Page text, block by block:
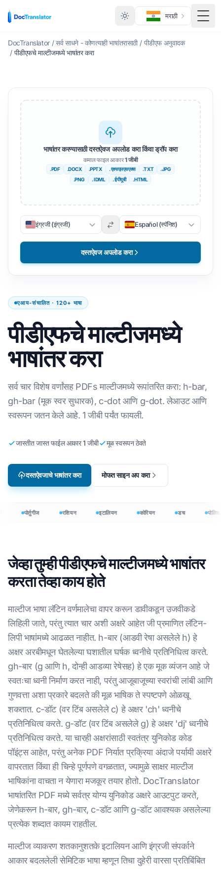
मराठी
मेनू
DocTranslator / सर्व साधने - कोणत्याही भाषांतरासाठी / पीडीएफ अनुवादक
/ पीडीएफचे माल्टीजमध्ये भाषांतर करा
एआय-संचालित · 120+ भाषा
पीडीएफचे माल्टीजमध्ये
भाषांतर करा
सर्व चार विशेष वर्णांसह PDFs माल्टीजमध्ये रूपांतरित करा: h-bar,
gh-bar (मूक स्वर सुधारक), c-dot आणि g-dot. लेआउट आणि
स्वरूपन जतन केले आहे. 1 जीबी पर्यंत फायली.
जास्तीत जास्त फाईल आकार 1 जीबी मूळ स्वरूपन ठेवते
दस्तऐवजाचे भाषांतर करा मोफत साइन अप करा
भाषांतर करण्यासाठी दस्तऐवज अपलोड करा किंवा ड्रॉप करा
कमाल फाइल आकार1 जीबी
.PDF .DOCX .PPTX . एक्सएलएसएक्स .TXT
.JPG
.PNG
. IDML . ईपीयूबी .HTML
इंग्रजी (इंग्रजी) Español (स्पॅनिश)
दस्तऐवज अपलोड करा
पोर्तुगीज रशियन इटालियन कोरियन डच पोलिश
जेव्हा तुम्ही पीडीएफचे माल्टीजमध्ये भाषांतर
करता तेव्हा काय होते
माल्टीज भाषा लॅटिन वर्णमालेचा वापर करून डावीकडून उजवीकडे
लिहिली जाते, परंतु त्यात चार अशी अक्षरे आहेत जी प्रमाणित लॅटिन-
लिपी भाषांमध्ये आढळत नाहीत. h-बार (आडवी रेषा असलेले h) हे
अक्षर अरबीमधून घेतलेल्या घशातील घर्षक ध्वनीचे प्रतिनिधित्व करते.
gh-बार (g आणि h, दोन्ही आडव्या रेषेसह) हे एक मूक व्यंजन आहे जे
स्वतःचा ध्वनी निर्माण करत नाही, परंतु आजूबाजूच्या स्वरांची लांबी आणि
गुणवत्ता अशा प्रकारे बदलते की मूळ भाषिक ते स्पष्टपणे ओळखू
शकतात. c-डॉट (वर टिंब असलेले c) हे अक्षर 'ch' ध्वनीचे
प्रतिनिधित्व करते. g-डॉट (वर टिंब असलेले g) हे अक्षर 'dj' ध्वनीचे
प्रतिनिधित्व करते. या चारही अक्षरांसाठी स्वतंत्र युनिकोड कोड
पॉइंट्स आहेत, परंतु अनेक PDF निर्यात प्रक्रिया अंदाजे पर्यायी अक्षरे
वापरतात किंवा ही चिन्हे पूर्णपणे वगळतात, ज्यामुळे साक्षर माल्टीज
भाषिकांना वाचता न येणारा मजकूर तयार होतो. DocTranslator
भाषांतरित PDF मध्ये सर्वत्र योग्य युनिकोड अक्षरे आउटपुट करते,
जेणेकरून h-बार, gh-बार, c-डॉट आणि g-डॉट आवश्यक असलेल्या
प्रत्येक शब्दात कायम राहतील.
माल्टीज व्याकरण शतकानुशतके इटालियन आणि इंग्रजी संपर्काने
आकार बदललेली सेमिटिक भाषा म्हणून तिचा दुहेरी वारसा प्रतिबिंबित